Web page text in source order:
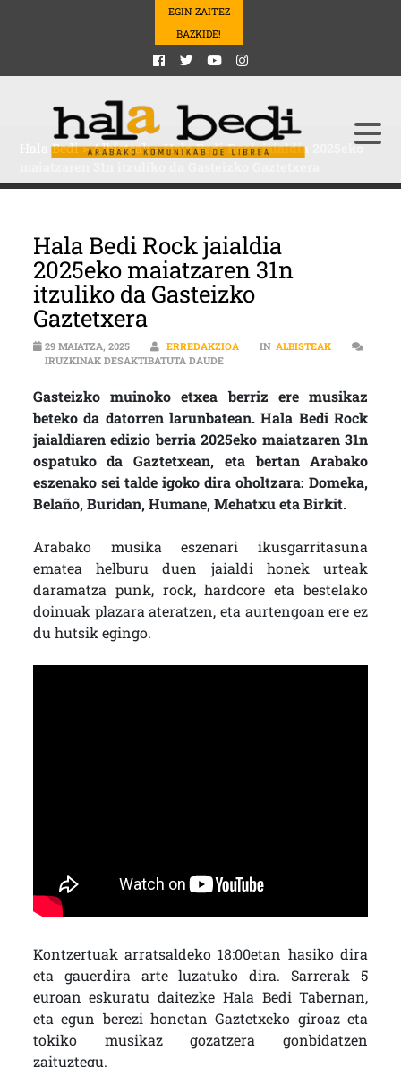
EGIN ZAITEZ
BAZKIDE!
Hala Bedi>Albisteak>Hala Bedi Rock jaialdia 2025eko
Hala Bedi Rock jaialdia
2025eko maiatzaren 31n
itzuliko da Gasteizko
Gaztetxera
29 MAIATZA, 2025 ERREDAKZIOA IN ALBISTEAK
IRUZKINAK DESAKTIBATUTA DAUDEHALA BEDI ROCK JAIALDIA
Gasteizko muinoko etxea berriz ere musikaz
beteko da datorren larunbatean. Hala Bedi Rock
jaialdiaren edizio berria 2025eko maiatzaren 31n
ospatuko da Gaztetxean, eta bertan Arabako
eszenako sei talde igoko dira oholtzara: Domeka,
Belaño, Buridan, Humane, Mehatxu eta Birkit.
Arabako musika eszenari ikusgarritasuna
ematea helburu duen jaialdi honek urteak
daramatza punk, rock, hardcore eta bestelako
doinuak plazara ateratzen, eta aurtengoan ere ez
du hutsik egingo.
Kontzertuak arratsaldeko 18:00etan hasiko dira
eta gauerdira arte luzatuko dira. Sarrerak 5
euroan eskuratu daitezke Hala Bedi Tabernan,
eta egun berezi honetan Gaztetxeko giroaz eta
tokiko musikaz gozatzera gonbidatzen
zaituztegu.